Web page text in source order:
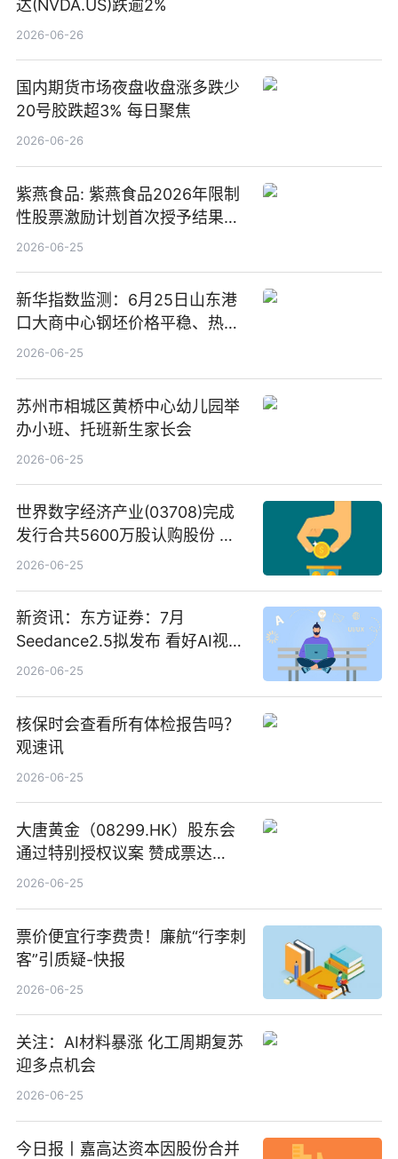
达(NVDA.US)跌逾2%
2026-06-26
国内期货市场夜盘收盘涨多跌少
20号胶跌超3% 每日聚焦
2026-06-26
紫燕食品: 紫燕食品2026年限制
性股票激励计划首次授予结果公
告-微资讯
2026-06-25
新华指数监测：6月25日山东港
口大商中心钢坯价格平稳、热轧
C料价格微幅下跌
2026-06-25
苏州市相城区黄桥中心幼儿园举
办小班、托班新生家长会
2026-06-25
世界数字经济产业(03708)完成
发行合共5600万股认购股份 净
筹约1007万港元 独家焦点
2026-06-25
新资讯：东方证券：7月
Seedance2.5拟发布 看好AI视频
创作工作流进一步提效
2026-06-25
核保时会查看所有体检报告吗？
观速讯
2026-06-25
大唐黄金（08299.HK）股东会
通过特别授权议案 赞成票达
100%_新动态
2026-06-25
票价便宜行李费贵！廉航“行李刺
客”引质疑-快报
2026-06-25
关注：AI材料暴涨 化工周期复苏
迎多点机会
2026-06-25
今日报丨嘉高达资本因股份合并